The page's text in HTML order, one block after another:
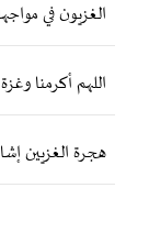
الغزيون في
اللهم أكرمنا
هجرة الغزيين